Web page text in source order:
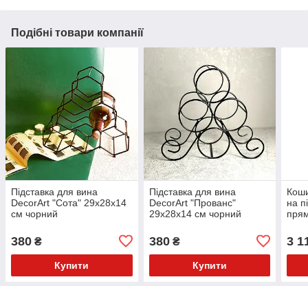
Подібні товари компанії
Підставка для вина
DecorArt "Сота" 29х28х14
см чорний
380 ₴
Купити
Підставка для вина
DecorArt "Прованс"
29х28х14 см чорний
380₴
Купити
на
3